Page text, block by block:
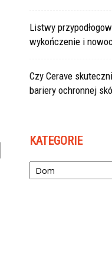
Listwy
wykończenie i
Czy Cerave
bariery ochronnej
KATEGORIE
Kategorie